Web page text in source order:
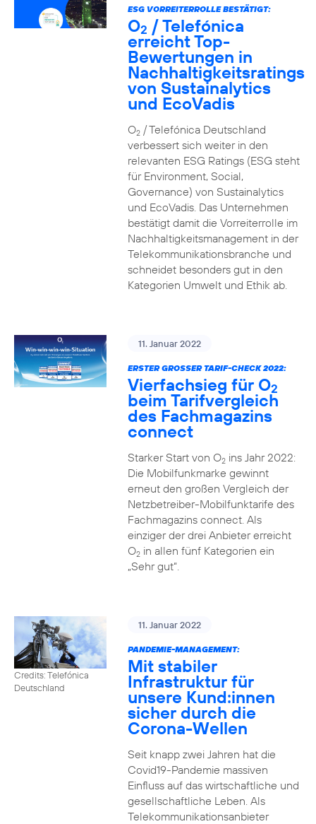
ESG VORREITERROLLE BESTÄTIGT:
O2 / Telefónica
erreicht Top-
Bewertungen in
Nachhaltigkeitsratings
von Sustainalytics
und EcoVadis
O2/ Telefónica Deutschland
verbessert sich weiter in den
relevanten ESG Ratings (ESG steht
für Environment, Social,
Governance) von Sustainalytics
und EcoVadis. Das Unternehmen
bestätigt damit die Vorreiterrolle im
Nachhaltigkeitsmanagement in der
Telekommunikationsbranche und
schneidet besonders gut in den
Kategorien Umwelt und Ethik ab.
11. Januar 2022
ERSTER GROSSER TARIF-CHECK 2022:
Vierfachsieg für O2
beim Tarifvergleich
des Fachmagazins
connect
Starker Start von O2ins Jahr 2022:
Die Mobilfunkmarke gewinnt
erneut den großen Vergleich der
Netzbetreiber-Mobilfunktarife des
Fachmagazins connect. Als
einziger der drei Anbieter erreicht
O2in allen fünf Kategorien ein
„Sehr gut“.
Credits: Telefónica
Deutschland
11. Januar 2022
PANDEMIE-MANAGEMENT:
Mit stabiler
Infrastruktur für
unsere Kund:innen
sicher durch die
Corona-Wellen
Seit knapp zwei Jahren hat die
Covid19-Pandemie massiven
Einfluss auf das wirtschaftliche und
gesellschaftliche Leben. Als
Telekommunikationsanbieter